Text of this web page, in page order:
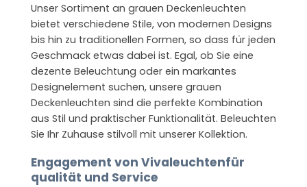
Unser Sortiment an grauen Deckenleuchten
bietet verschiedene Stile, von modernen Designs
bis hin zu traditionellen Formen, so dass für jeden
Geschmack etwas dabei ist. Egal, ob Sie eine
dezente Beleuchtung oder ein markantes
Designelement suchen, unsere grauen
Deckenleuchten sind die perfekte Kombination
aus Stil und praktischer Funktionalität. Beleuchten
Sie Ihr Zuhause stilvoll mit unserer Kollektion.
Engagement von Vivaleuchtenfür
qualität und Service